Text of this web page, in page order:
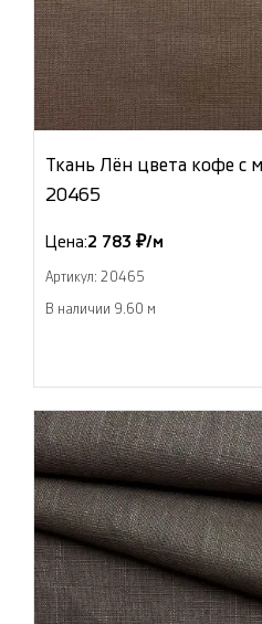
Ткань Лён цвета кофе с
20465
Цена:2 783 ₽/м
Артикул: 20465
В наличии 9.60 м